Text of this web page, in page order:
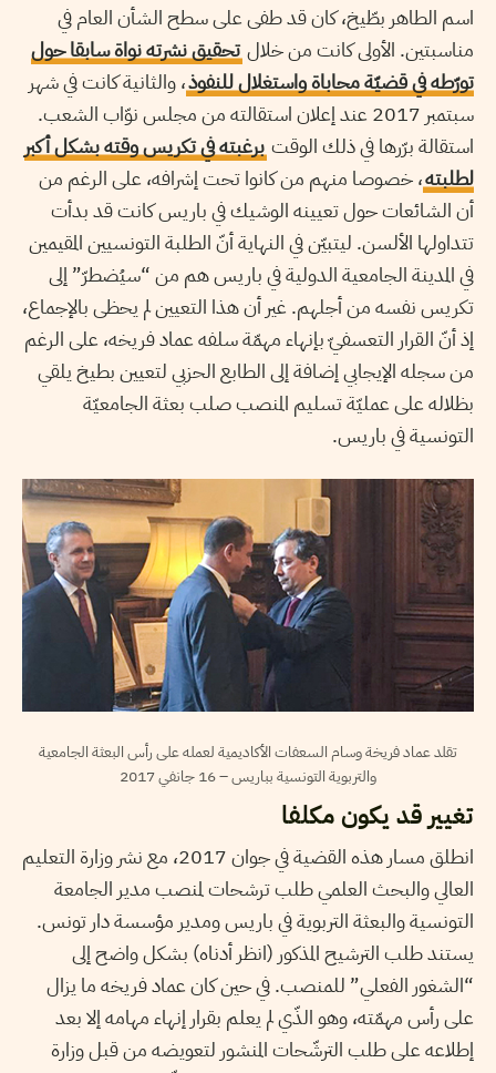
اسم الطاهر بطّيخ، كان قد طفى على سطح الشأن العام في
مناسبتين. الأولى كانت من خلال تحقيق نشرته نواة سابقا حول
تورّطه في قضيّة محاباة واستغلال للنفوذ، والثانية كانت في شهر
سبتمبر 2017 عند إعلان استقالته من مجلس نوّاب الشعب.
استقالة برّرها في ذلك الوقت برغبته في تكريس وقته بشكل أكبر
لطلبته، خصوصا منهم من كانوا تحت إشرافه، على الرغم من
أن الشائعات حول تعيينه الوشيك في باريس كانت قد بدأت
تتداولها الألسن. ليتبيّن في النهاية أنّ الطلبة التونسيين المقيمين
في المدينة الجامعية الدولية في باريس هم من “سيُضطرّ” إلى
تكريس نفسه من أجلهم. غير أن هذا التعيين لم يحظى بالإجماع،
إذ أنّ القرار التعسفيّ بإنهاء مهمّة سلفه عماد فريخه، على الرغم
من سجله الإيجابي إضافة إلى الطابع الحزبي لتعيين بطيخ يلقي
بظلاله على عمليّة تسليم المنصب صلب بعثة الجامعيّة
التونسية في باريس.
تقلد عماد فريخة وسام السعفات الأكاديمية لعمله على رأس البعثة الجامعية
والتربوية التونسية بباريس – 16 جانفي 2017
تغيير قد يكون مكلفا
انطلق مسار هذه القضية في جوان 2017، مع نشر وزارة التعليم
العالي والبحث العلمي طلب ترشحات لمنصب مدير الجامعة
التونسية والبعثة التربوية في باريس ومدير مؤسسة دار تونس.
يستند طلب الترشيح المذكور (انظر أدناه) بشكل واضح إلى
“الشغور الفعلي” للمنصب. في حين كان عماد فريخه ما يزال
على رأس مهمّته، وهو الذّي لم يعلم بقرار إنهاء مهامه إلا بعد
إطلاعه على طلب الترشّحات المنشور لتعويضه من قبل وزارة